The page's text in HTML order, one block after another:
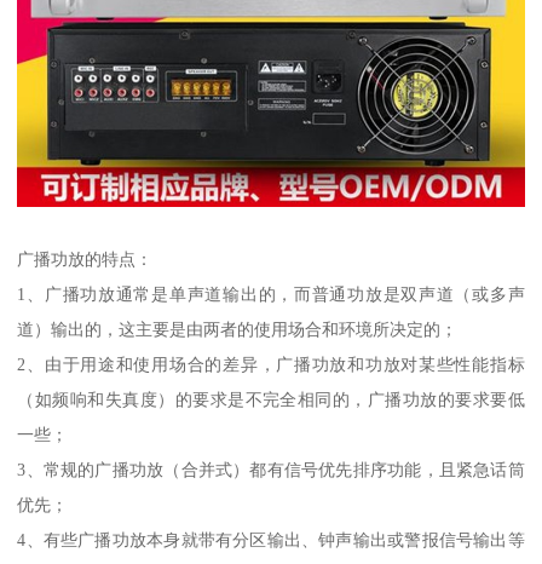
广播功放的特点：
1、广播功放通常是单声道输出的，而普通功放是双声道（或多声
道）输出的，这主要是由两者的使用场合和环境所决定的；
2、由于用途和使用场合的差异，广播功放和功放对某些性能指标
（如频响和失真度）的要求是不完全相同的，广播功放的要求要低
一些；
3、常规的广播功放（合并式）都有信号优先排序功能，且紧急话筒
优先；
4、有些广播功放本身就带有分区输出、钟声输出或警报信号输出等